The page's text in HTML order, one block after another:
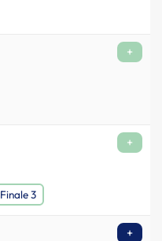
+
+
Finale 3
+